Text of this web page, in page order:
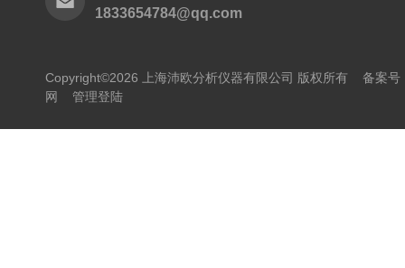
1833654784@qq.com
Copyright©2026 上海沛欧分析仪器有限公司 版权所有 备案号
网
管理登陆